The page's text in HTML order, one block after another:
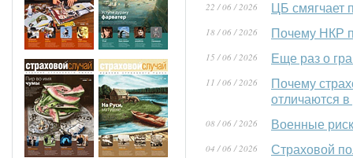
22 / 06 / 2026 ЦБ смягчает
18 / 06 / 2026 Почему НКР
15 / 06 / 2026 Еще раз о
11 / 06 / 2026
Почему
отличаются
08 / 06 / 2026 Военные
04 / 06 / 2026
Страховой